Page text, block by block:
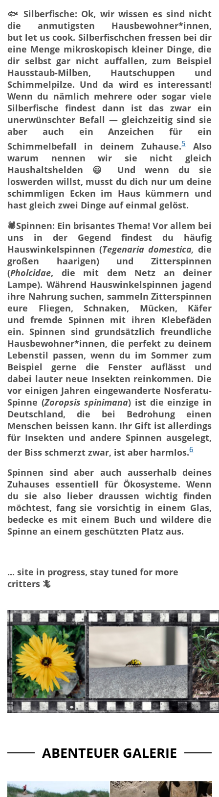
🐟 Silberfische: Ok, wir wissen es sind nicht
die anmutigsten Hausbewohner*innen,
but let us cook. Silberfischchen fressen bei dir
eine Menge mikroskopisch kleiner Dinge, die
dir selbst gar nicht auffallen, zum Beispiel
Hausstaub-Milben, Hautschuppen und
Schimmelpilze. Und da wird es interessant!
Wenn du nämlich mehrere oder sogar viele
Silberfische findest dann ist das zwar ein
unerwünschter Befall — gleichzeitig sind sie
aber auch ein Anzeichen für ein
Schimmelbefall in deinem Zuhause.5
Also
warum nennen wir sie nicht gleich
Haushaltshelden 😃 Und wenn du sie
loswerden willst, musst du dich nur um deine
schimmligen Ecken im Haus kümmern und
hast gleich zwei Dinge auf einmal gelöst.
🕷️Spinnen: Ein brisantes Thema! Vor allem bei
uns in der Gegend findest du häufig
Hauswinkelspinnen (Tegenaria domestica, die
großen haarigen) und Zitterspinnen
(Pholcidae, die mit dem Netz an deiner
Lampe). Während Hauswinkelspinnen jagend
ihre Nahrung suchen, sammeln Zitterspinnen
eure Fliegen, Schnaken, Mücken, Käfer
und fremde Spinnen mit ihren Klebefäden
ein. Spinnen sind grundsätzlich freundliche
Hausbewohner*innen, die perfekt zu deinem
Lebenstil passen, wenn du im Sommer zum
Beispiel gerne die Fenster auflässt und
dabei lauter neue Insekten reinkommen. Die
vor einigen Jahren eingewanderte Nosferatu-
Spinne (Zoropsis spinimana) ist die einzige in
Deutschland, die bei Bedrohung einen
Menschen beissen kann. Ihr Gift ist allerdings
für Insekten und andere Spinnen ausgelegt,
der Biss schmerzt zwar, ist aber harmlos.6
Spinnen sind aber auch ausserhalb deines
Zuhauses essentiell für Ökosysteme. Wenn
du sie also lieber draussen wichtig finden
möchtest, fang sie vorsichtig in einem Glas,
bedecke es mit einem Buch und wildere die
Spinne an einem geschützten Platz aus.
... site in progress, stay tuned for more
critters 🦎
ABENTEUER GALERIE